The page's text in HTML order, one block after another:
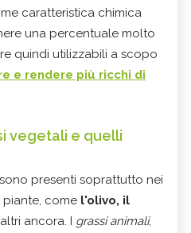
caratteristica chimica
una percentuale molto
quindi utilizzabili a scopo
e rendere più ricchi di
vegetali e quelli
presenti soprattutto nei
piante, come l'olivo, il
ancora. I grassi animali,